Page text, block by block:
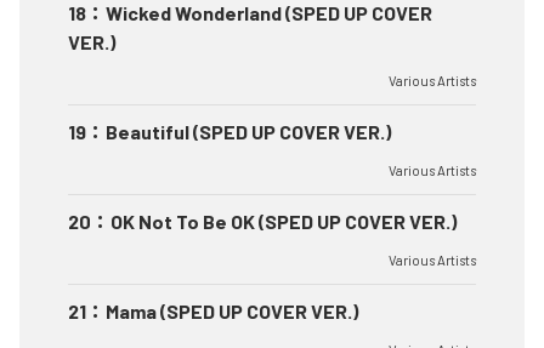
18 ： Wicked Wonderland (SPED UP COVER
VER.)
Various Artists
19 ： Beautiful (SPED UP COVER VER.)
Various Artists
20 ： OK Not To Be OK (SPED UP COVER VER.)
Various Artists
21 ： Mama (SPED UP COVER VER.)